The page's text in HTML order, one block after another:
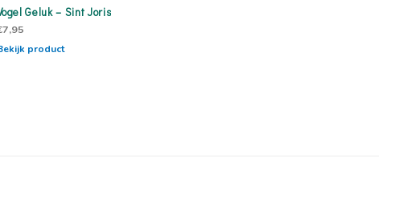
Geluk – Sint Joris
product